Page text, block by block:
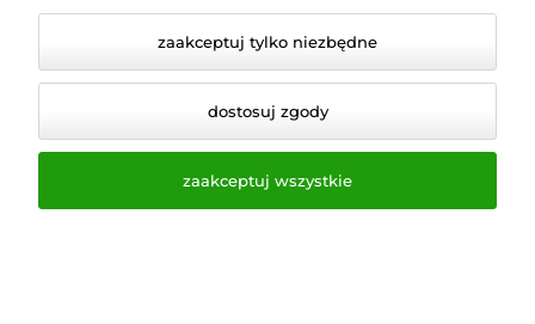
( 1 zestaw = 98,40 zł )
zawiera 23% VAT, bez kosztów
zawiera 23% VAT, bez kosztów
dostawy
zaakceptuj tylko niezbędne
dostosuj zgody
zaakceptuj wszystkie